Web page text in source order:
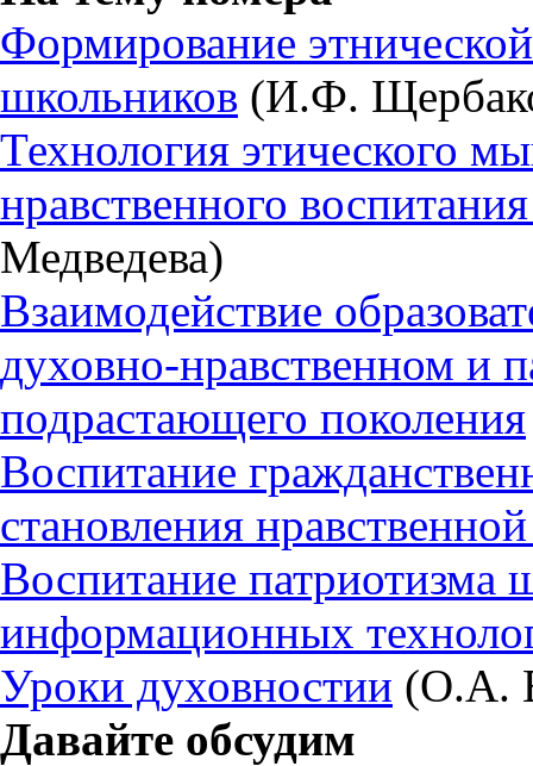
Формирование
школьников (И.Ф.
Технология этического
нравственного
Медведева)
Взаимодействие
духовно-нравственном и
подрастающего поколения
Воспитание
становления
Воспитание патриотизма
информационных
Уроки духовностии (О.А.
Давайте обсудим